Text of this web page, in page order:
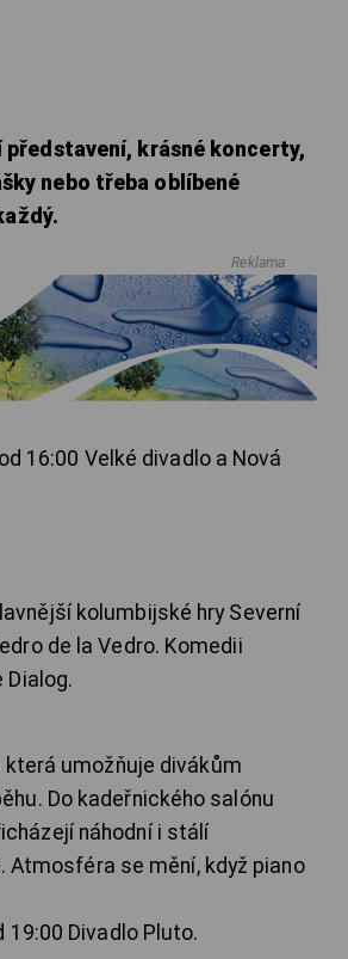
představení, krásné koncerty,
nebo třeba oblíbené
Reklama
od 16:00 Velké divadlo a Nová
kolumbijské hry Severní
de la Vedro. Komedii
Dialog.
umožňuje divákům
Do kadeřnického salónu
náhodní i stálí
Atmosféra se mění, když piano
19:00 Divadlo Pluto.